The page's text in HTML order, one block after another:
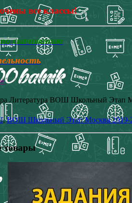
все классы!
скачиванию
Литература ВОШ Школьный Этап
,ВОШ Школьный Этап Москва 2019-
товары